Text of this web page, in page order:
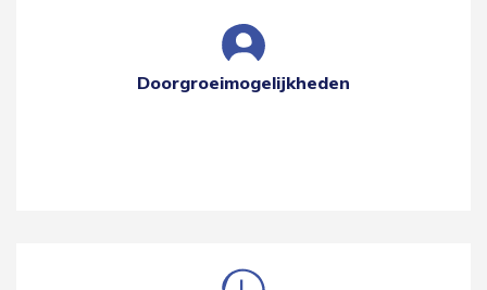
Doorgroeimogelijkheden